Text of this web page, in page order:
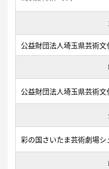
公益財団法人埼玉県芸術文
公益財団法人埼玉県芸術
彩の国さいたま芸術劇場